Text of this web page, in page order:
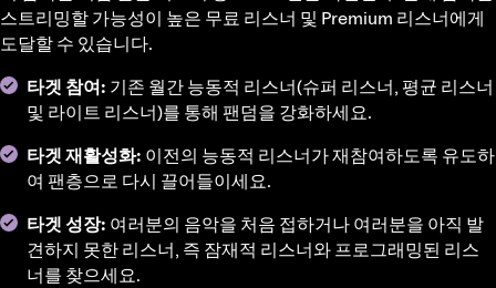
스트리밍할 가능성이 높은 무료 리스너 및 Premium 리스너에게
도달할 수 있습니다.
타겟 참여: 기존 월간 능동적 리스너(슈퍼 리스너, 평균 리스너
및 라이트 리스너)를 통해 팬덤을 강화하세요.
타겟 재활성화: 이전의 능동적 리스너가 재참여하도록 유도하
여 팬층으로 다시 끌어들이세요.
타겟 성장: 여러분의 음악을 처음 접하거나 여러분을 아직 발
견하지 못한 리스너, 즉 잠재적 리스너와 프로그래밍된 리스
너를 찾으세요.